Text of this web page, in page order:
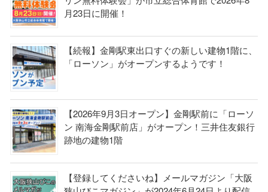
月23日に開催！
【続報】金剛駅東出口すぐの新しい建物1階に、
「ローソン」がオープンするようです！
【2026年9月3日オープン】金剛駅前に「ローソ
ン 南海金剛駅前店」がオープン！三井住友銀行
跡地の建物1階
【登録してくださいね】メールマガジン「大阪